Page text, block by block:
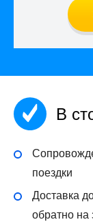
В
поездки
Доставка
обратно на